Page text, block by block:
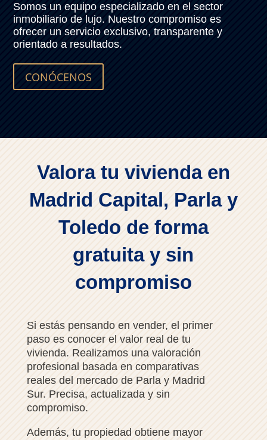
Somos un equipo especializado en el sector
inmobiliario de lujo. Nuestro compromiso es
ofrecer un servicio exclusivo, transparente y
orientado a resultados.
CONÓCENOS
Valora tu vivienda en
Madrid Capital, Parla y
Toledo de forma
gratuita y sin
compromiso
Si estás pensando en vender, el primer
paso es conocer el valor real de tu
vivienda. Realizamos una valoración
profesional basada en comparativas
reales del mercado de Parla y Madrid
Sur. Precisa, actualizada y sin
compromiso.
Además, tu propiedad obtiene mayor